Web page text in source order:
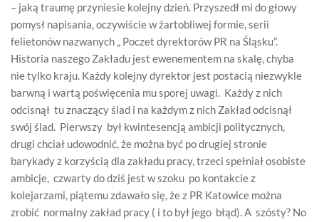
– jaką traumę przyniesie kolejny dzień. Przyszedł mi do głowy
pomysł napisania, oczywiście w żartobliwej formie, serii
felietonów nazwanych „ Poczet dyrektorów PR na Śląsku”.
Historia naszego Zakładu jest ewenementem na skalę, chyba
nie tylko kraju. Każdy kolejny dyrektor jest postacią niezwykle
barwną i wartą poświęcenia mu sporej uwagi. Każdy z nich
odcisnął tu znaczący ślad i na każdym z nich Zakład odcisnął
swój ślad. Pierwszy był kwintesencją ambicji politycznych,
drugi chciał udowodnić, że można być po drugiej stronie
barykady z korzyścią dla zakładu pracy, trzeci spełniał osobiste
ambicje, czwarty do dziś jest w szoku po kontakcie z
kolejarzami, piątemu zdawało się, że z PR Katowice można
zrobić normalny zakład pracy ( i to był jego błąd). A szósty? No